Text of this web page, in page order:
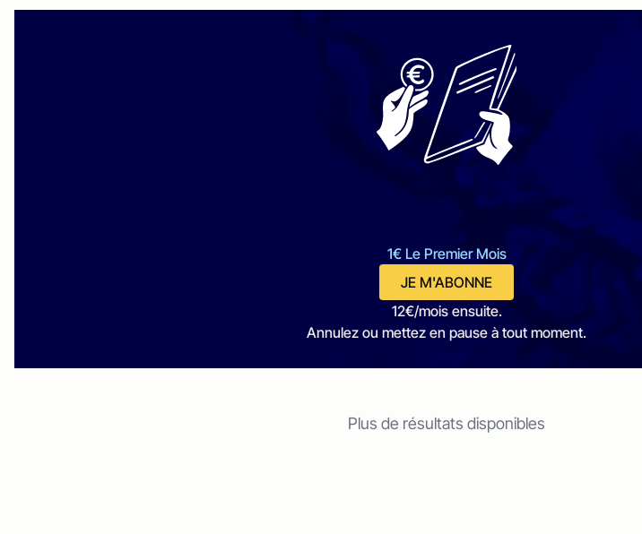
1€ Le Premier Mois
JE M'ABONNE
12€/mois ensuite.
Annulez ou mettez en pause à tout moment.
Plus de résultats disponibles